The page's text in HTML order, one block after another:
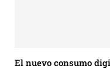
El nuevo consumo